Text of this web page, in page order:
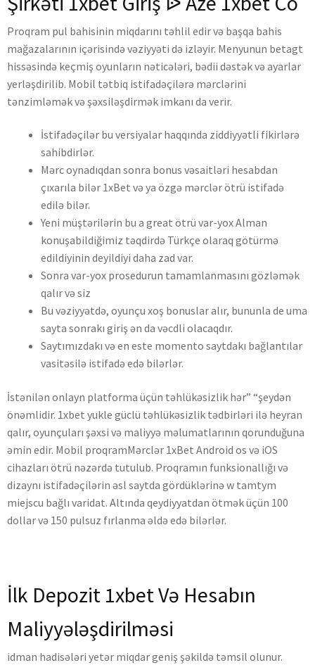
Proqram pul bahisinin miqdarını təhlil edir və başqa bahis
mağazalarının içərisində vəziyyəti də izləyir. Menyunun betagt
hissəsində keçmiş oyunların nəticələri, bədii dəstək və ayarlar
yerləşdirilib. Mobil tətbiq istifadəçilərə mərclərini
tənzimləmək və şəxsiləşdirmək imkanı da verir.
İstifadəçilər bu versiyalar haqqında ziddiyyətli fikirlərə
sahibdirlər.
Mərc oynadıqdan sonra bonus vəsaitləri hesabdan
çıxarıla bilər 1xBet və ya özgə mərclər ötrü istifadə
edilə bilər.
Yeni müştərilərin bu a great ötrü var-yox Alman
konuşabildiğimiz təqdirdə Türkçe olaraq götürmə
edildiyinin deyildiyi daha zad var.
Sonra var-yox prosedurun tamamlanmasını gözləmək
qalır və siz
Bu vəziyyətdə, oyunçu xoş bonuslar alır, bununla de uma
sayta sonrakı giriş ən da vəcdli olacaqdır.
Saytımızdakı və en este momento saytdakı bağlantılar
vasitəsilə istifadə edə bilərlər.
İstənilən onlayn platforma üçün təhlükəsizlik hər” “şeydən
önəmlidir. 1xbet yukle güclü təhlükəsizlik tədbirləri ilə heyran
qalır, oyunçuları şəxsi və maliyyə məlumatlarının qorunduğuna
əmin edir. Mobil proqramMərclər 1xBet Android os və iOS
cihazları ötrü nəzərdə tutulub. Proqramın funksionallığı və
dizaynı istifadəçilərin əsl saytda gördüklərinə w tamtym
miejscu bağlı varidat. Altında qeydiyyatdan ötmək üçün 100
dollar və 150 ​​pulsuz fırlanma əldə edə bilərlər.
İlk Depozit 1xbet Və Hesabın
Maliyyələşdirilməsi
idman hadisələri yetər miqdar geniş şəkildə təmsil olunur.